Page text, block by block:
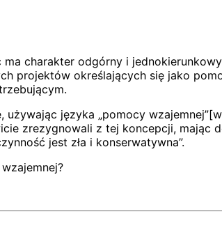
charakter odgórny i
projektów określających się jako
języka „pomocy wzajemnej”[w
zrezygnowali z tej koncepcji, mając
jest zła i konserwatywna”.